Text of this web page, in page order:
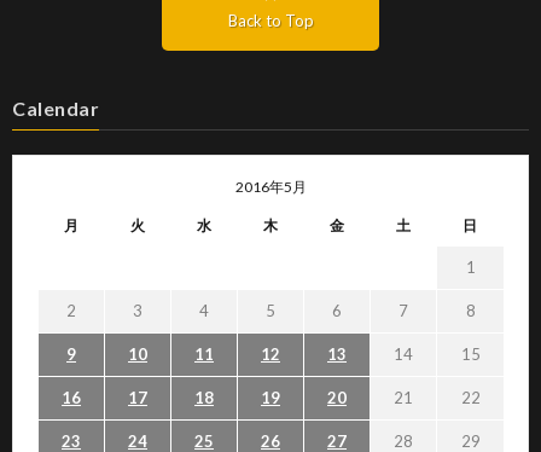
Back to Top
Calendar
2016年5月
月 火 水 木 金 土 日
1
2 3 4 5 6 7 8
9 10 11 12 13 14 15
16 17 18 19 20 21 22
23 24 25 26 27 28 29